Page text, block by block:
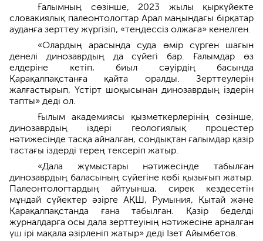
Ғалымның сөзінше, 2023 жылы қыркүйекте
словакиялық палеонтологтар Арал маңындағы бірқатар
ауданға зерттеу жүргізіп, «теңдессіз олжаға» кенелген.
«Олардың арасында суда өмір сүрген шағын
денелі динозаврдың да сүйегі бар. Ғалымдар өз
елдеріне кетіп, биыл сәуірдің басында
Қарақалпақстанға қайта оралды. Зерттеулерін
жалғастырып, Үстірт шоқысынан динозаврдың іздерін
тапты» деді ол.
Ғылым академиясы қызметкерлерінің сөзінше,
динозаврдың іздері геологиялық процестер
нәтижесінде тасқа айналған, сондықтан ғалымдар қазір
тастағы іздерді терең тексеріп жатыр.
«Дала жұмыстары нәтижесінде табылған
динозаврдың баласының сүйегіне көбі қызығып жатыр.
Палеонтологтардың айтуынша, сирек кездесетін
мұндай сүйектер әзірге АҚШ, Румыния, Қытай және
Қарақалпақстанда ғана табылған. Қазір беделді
журналдарға осы дала зерттеуінің нәтижесіне арналған
үш ірі мақала әзірленіп жатыр» деді Ізет Айымбетов.